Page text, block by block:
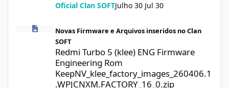
Oficial Clan SOFTJulho 30 Jul 30
Redmi Turbo 5 (klee) ENG Firmware Engineering Rom
Novas Firmware e Arquivos inseridos no Clan
SOFT
Redmi Turbo 5 (klee) ENG Firmware
Engineering Rom
KeepNV_klee_factory_images_260406.1
.WPJCNXM.FACTORY_16_0.zip